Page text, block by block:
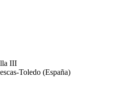
III
Toledo (España)